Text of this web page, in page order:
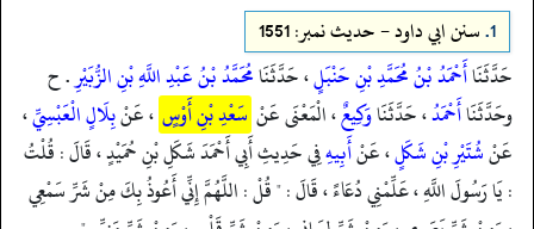
1. سنن ابي داود - حدیث نمبر: 1551
حَدَّثَنَاأَحْمَدُ بْنُ مُحَمَّدِ بْنِ حَنْبَلٍ، حَدَّثَنَامُحَمَّدُ بْنُ عَبْدِ اللَّهِ بْنِ الزُّبَيْرِ. ح
وحَدَّثَنَاأَحْمَدُ، حَدَّثَنَاوَكِيعٌ، الْمَعْنَى عَنْ سَعْدِ بْنِ أَوْسٍ ، عَنْبِلَالٍ الْعَبْسِيِّ،
عَنْشُتَيْرِ بْنِ شَكَلٍ، عَنْأَبِيهِفِي حَدِيثِ أَبِي أَحْمَدَ شَكَلِ بْنِ حُمَيْدٍ ، قَالَ : قُلْتُ
: يَا رَسُولَ اللَّهِ ، عَلِّمْنِي دُعَاءً ، قَالَ : " قُلْ : اللَّهُمَّ إِنِّي أَعُوذُ بِكَ مِنْ شَرِّ سَمْعِي